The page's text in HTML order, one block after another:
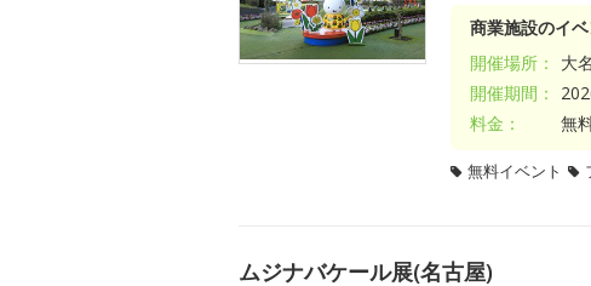
商業施設のイ
開催場所：
大
開催期間：
料金：
無
無料イベント
ムジナバケール展(名古屋)